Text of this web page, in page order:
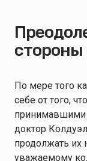
стороны
По мере того
себе от того,
принимавшими
доктор
продолжать их
уважаемому